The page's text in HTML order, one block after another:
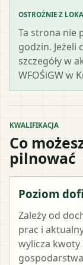
OSTROŻNIE Z
Ta strona nie
godzin. Jeżeli
szczegóły w
WFOŚiGW w
KWALIFIKACJA
Co
pilnować
Poziom
Zależy od
prac i
wylicza